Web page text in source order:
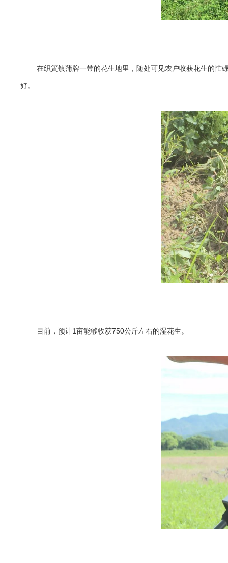
在织篢镇蒲牌一带的花生地里，随处可见农户收获花生的忙
好。
目前，预计1亩能够收获750公斤左右的湿花生。